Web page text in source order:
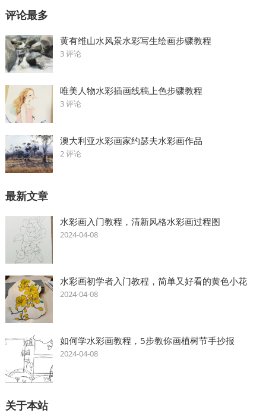
评论最多
黄有维山水风景水彩写生绘画步骤教程
3 评论
唯美人物水彩插画线稿上色步骤教程
3 评论
澳大利亚水彩画家约瑟夫水彩画作品
2 评论
最新文章
水彩画入门教程，清新风格水彩画过程图
2024-04-08
水彩画初学者入门教程，简单又好看的黄色小花
2024-04-08
如何学水彩画教程，5步教你画植树节手抄报
2024-04-08
关于本站